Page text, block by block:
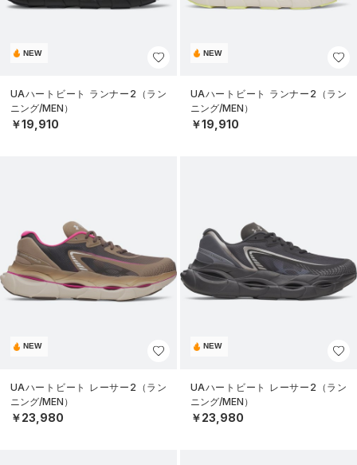
NEW
UAハートビート ランナー2（ラン
ニング/MEN）
￥19,910
NEW
UAハートビート ランナー2（ラン
ニング/MEN）
￥19,910
NEW
UAハートビート レーサー2（ラン
ニング/MEN）
￥23,980
NEW
UAハートビート レーサー2（ラン
ニング/MEN）
￥23,980